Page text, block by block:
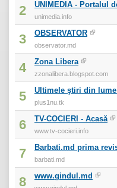
2 UNIMEDIA - Portalul
unimedia.info
3 OBSERVATOR
observator.md
4 Zona Libera
zzonalibera.blogspot.com
5 Ultimele ştiri din lume
plus1nu.tk
6 TV-COCIERI - Acasă
www.tv-cocieri.info
7 Barbati.md prima
barbati.md
8 www.gindul.md